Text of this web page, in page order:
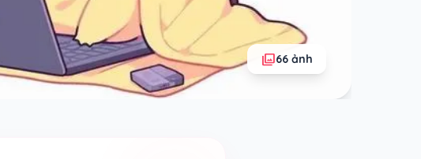
photo_library66 ảnh